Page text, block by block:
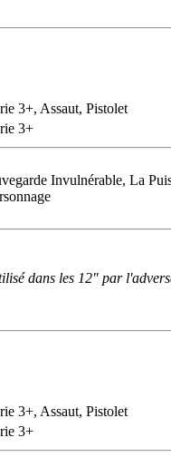
3+, Assaut, Pistolet
3+
Invulnérable, La
dans les 12" par
3+, Assaut, Pistolet
3+